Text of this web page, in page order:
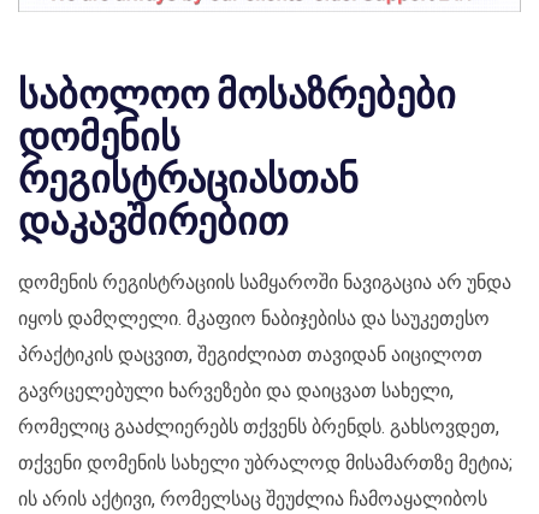
საბოლოო მოსაზრებები
დომენის
რეგისტრაციასთან
დაკავშირებით
დომენის რეგისტრაციის სამყაროში ნავიგაცია არ უნდა
იყოს დამღლელი. მკაფიო ნაბიჯებისა და საუკეთესო
პრაქტიკის დაცვით, შეგიძლიათ თავიდან აიცილოთ
გავრცელებული ხარვეზები და დაიცვათ სახელი,
რომელიც გააძლიერებს თქვენს ბრენდს. გახსოვდეთ,
თქვენი დომენის სახელი უბრალოდ მისამართზე მეტია;
ის არის აქტივი, რომელსაც შეუძლია ჩამოაყალიბოს